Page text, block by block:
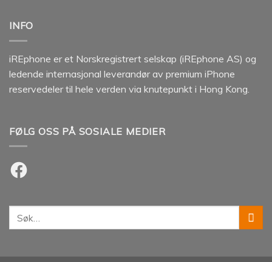
INFO
iREphone er et Norskregistrert selskap (iREphone AS) og
ledende internasjonal leverandør av premium iPhone
reservedeler til hele verden via knutepunkt i Hong Kong.
FØLG OSS PÅ SOSIALE MEDIER
Facebook